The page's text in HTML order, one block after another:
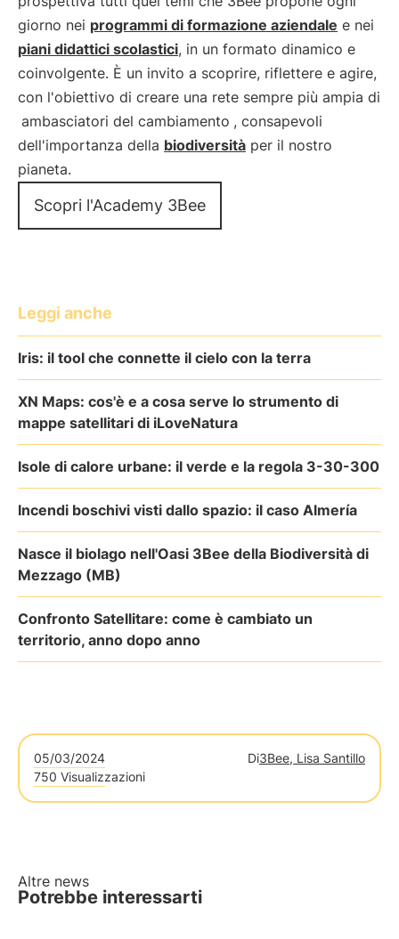
giorno nei programmi di formazione aziendale e nei
piani didattici scolastici, in un formato dinamico e
coinvolgente. È un invito a scoprire, riflettere e agire,
con l'obiettivo di creare una rete sempre più ampia di
ambasciatori del cambiamento , consapevoli
dell'importanza della biodiversità per il nostro
pianeta.
Scopri l'Academy 3Bee
Leggi anche
Iris: il tool che connette il cielo con la terra
XN Maps: cos'è e a cosa serve lo strumento di
mappe satellitari di iLoveNatura
Isole di calore urbane: il verde e la regola 3-30-300
Incendi boschivi visti dallo spazio: il caso Almería
Nasce il biolago nell'Oasi 3Bee della Biodiversità di
Mezzago (MB)
Confronto Satellitare: come è cambiato un
territorio, anno dopo anno
05/03/2024 Di3Bee, Lisa Santillo
750 Visualizzazioni
Altre news
Potrebbe interessarti